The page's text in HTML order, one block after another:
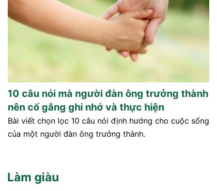
10 câu nói mà người đàn ông trưởng thành
nên cố gắng ghi nhớ và thực hiện
Bài viết chọn lọc 10 câu nói định hướng cho cuộc sống
của một người đàn ông trưởng thành.
Làm giàu